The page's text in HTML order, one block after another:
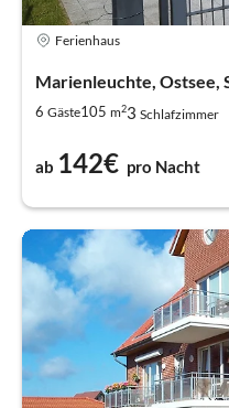
Ferienhaus
Marienleuchte, Ostsee,
6 Gäste105 m23 Schlafzimmer
ab 142€ pro Nacht